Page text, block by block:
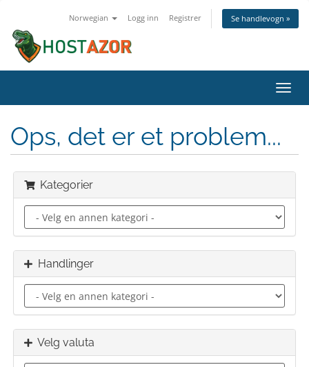
Norwegian Logg inn Registrer Se handlevogn »
Bytt
Ops, det er et problem...
Kategorier
Handlinger
Velg valuta